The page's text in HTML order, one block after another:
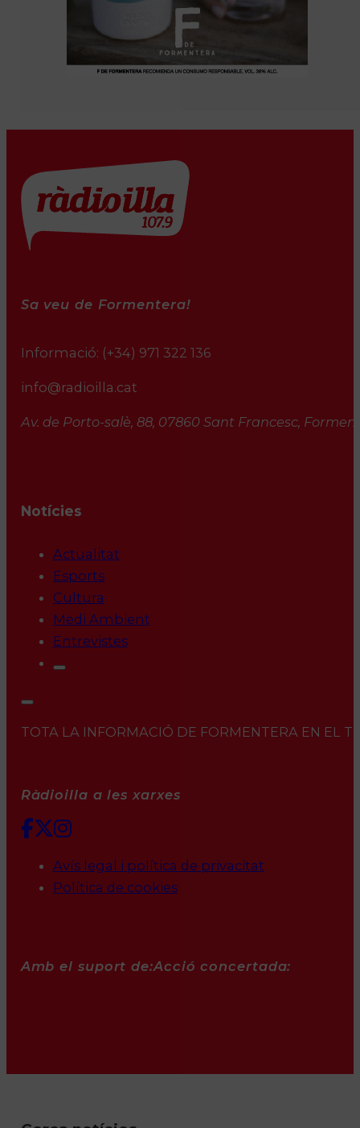
Sa veu de Formentera!
Informació: (+34) 971 322 136
info@radioilla.cat
Av. de Porto-salè, 88, 07860 Sant Francesc,
Notícies
Actualitat
Esports
Cultura
Medi Ambient
Entrevistes
TOTA LA INFORMACIÓ DE FORMENTERA EN EL
Ràdioilla a les xarxes
Avís legal i política de privacitat
Política de cookies
Amb el suport de:Acció concertada: